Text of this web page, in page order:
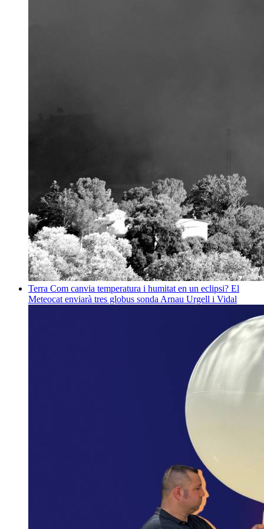
Terra Com canvia temperatura i humitat en un eclipsi? El
Meteocat enviarà tres globus sonda Arnau Urgell i Vidal